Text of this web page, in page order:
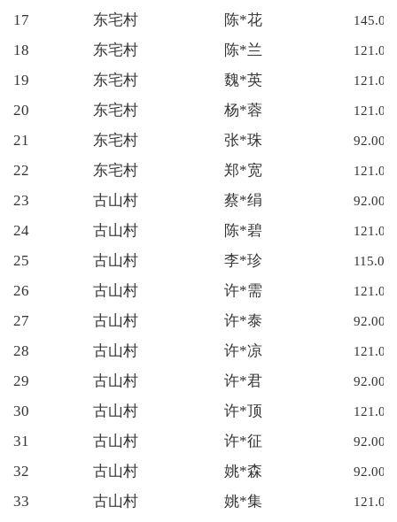
17 东宅村 陈*花 145.00
18 东宅村 陈*兰 121.00
19 东宅村 魏*英 121.00
20 东宅村 杨*蓉 121.00
21 东宅村 张*珠 92.00
22 东宅村 郑*宽 121.00
23 古山村 蔡*绢 92.00
24 古山村 陈*碧 121.00
25 古山村 李*珍 115.00
26 古山村 许*需 121.00
27 古山村 许*泰 92.00
28 古山村 许*凉 121.00
29 古山村 许*君 92.00
30 古山村 许*顶 121.00
31 古山村 许*征 92.00
32 古山村 姚*森 92.00
33 古山村 姚*集 121.00